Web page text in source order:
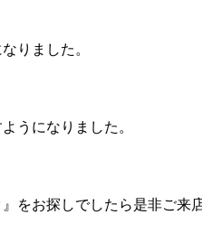
りました。
うになりました。
をお探しでしたら是非ご来